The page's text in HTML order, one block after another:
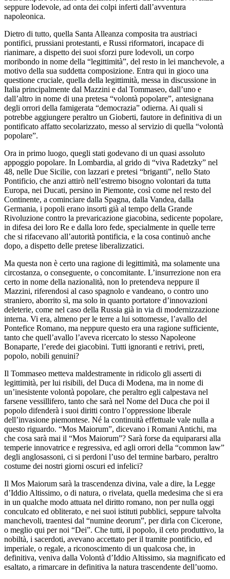
seppure lodevole, ad onta dei colpi inferti dall’avventura
napoleonica.
Dietro di tutto, quella Santa Alleanza composita tra austriaci
pontifici, prussiani protestanti, e Russi riformatori, incapace di
rianimare, a dispetto dei suoi sforzi pure lodevoli, un corpo
moribondo in nome della “legittimità”, del resto in lei manchevole, a
motivo della sua suddetta composizione. Entra qui in gioco una
questione cruciale, quella della legittimità, messa in discussione in
Italia principalmente dal Mazzini e dal Tommaseo, dall’uno e
dall’altro in nome di una pretesa “volontà popolare”, antesignana
degli orrori della famigerata “democrazia” odierna. Ai quali si
potrebbe aggiungere peraltro un Gioberti, fautore in definitiva di un
pontificato affatto secolarizzato, messo al servizio di quella “volontà
popolare”.
Ora in primo luogo, quegli stati godevano di un quasi assoluto
appoggio popolare. In Lombardia, al grido di “viva Radetzky” nel
48, nelle Due Sicilie, con lazzari e pretesi “briganti”, nello Stato
Pontificio, che anzi attirò nell’estremo bisogno volontari da tutta
Europa, nei Ducati, persino in Piemonte, così come nel resto del
Continente, a cominciare dalla Spagna, dalla Vandea, dalla
Germania, i popoli erano insorti già al tempo della Grande
Rivoluzione contro la prevaricazione giacobina, sedicente popolare,
in difesa dei loro Re e dalla loro fede, specialmente in quelle terre
che si rifacevano all’autorità pontificia, e la cosa continuò anche
dopo, a dispetto delle pretese liberalizzatici.
Ma questa non è certo una ragione di legittimità, ma solamente una
circostanza, o conseguente, o concomitante. L’insurrezione non era
certo in nome della nazionalità, non lo pretendeva neppure il
Mazzini, riferendosi al caso spagnolo e vandeano, o contro uno
straniero, aborrito sì, ma solo in quanto portatore d’innovazioni
deleterie, come nel caso della Russia già in via di modernizzazione
interna. Vi era, almeno per le terre a lui sottomesse, l’avallo del
Pontefice Romano, ma neppure questo era una ragione sufficiente,
tanto che quell’avallo l’aveva ricercato lo stesso Napoleone
Bonaparte, l’erede dei giacobini. Tutti ignoranti e retrivi, preti,
popolo, nobili genuini?
Il Tommaseo metteva maldestramente in ridicolo gli asserti di
legittimità, per lui risibili, del Duca di Modena, ma in nome di
un’inesistente volontà popolare, che peraltro egli calpestava nel
farsene vessillifero, tanto che sarà nel Nome del Duca che poi il
popolo difenderà i suoi diritti contro l’oppressione liberale
dell’invasione piemontese. Né la continuità effettuale vale nulla a
questo riguardo. “Mos Maiorum”, dicevano i Romani Antichi, ma
che cosa sarà mai il “Mos Maiorum”? Sarà forse da equipararsi alla
temperie innovatrice e regressiva, ed agli orrori della “common law”
degli anglosassoni, ci si perdoni l’uso del termine barbaro, peraltro
costume dei nostri giorni oscuri ed infelici?
Il Mos Maiorum sarà la trascendenza divina, vale a dire, la Legge
d’Iddio Altissimo, o di natura, o rivelata, quella medesima che si era
in un qualche modo attuata nel diritto romano, non per nulla oggi
conculcato ed obliterato, e nei suoi istituti pubblici, seppure talvolta
manchevoli, traentesi dal “numine deorum”, per dirla con Cicerone,
o meglio qui per noi “Dei”. Che tutti, il popolo, il ceto produttivo, la
nobiltà, i sacerdoti, avevano accettato per il tramite pontificio, ed
imperiale, o regale, a riconoscimento di un qualcosa che, in
definitiva, veniva dalla Volontà d’Iddio Altissimo, sia magnificato ed
esaltato, a rimarcare in definitiva la natura trascendente dell’uomo.